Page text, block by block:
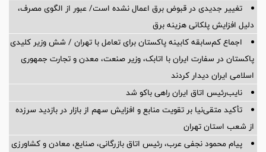
تغییر جدیدی در قبوض برق اعمال نشده است/ عبور از الگوی مصرف،
دلیل افزایش پلکانی هزینه برق
اجماع کم‌سابقه کابینه پاکستان برای تعامل با تهران / شش وزیر کلیدی
پاکستان در سفارت ایران با اتابک، وزیر صنعت، معدن و تجارت جمهوری
اسلامی ایران دیدار کردند
نایب‌رئیس اتاق ایران راهی باکو شد
تأکید متقی‌نیا بر تقویت منابع و افزایش سهم از بازار در بازدید سرزده
از شعب استان تهران
پیام محمود نجفی عرب، رئیس اتاق بازرگانی، صنایع، معادن و کشاورزی